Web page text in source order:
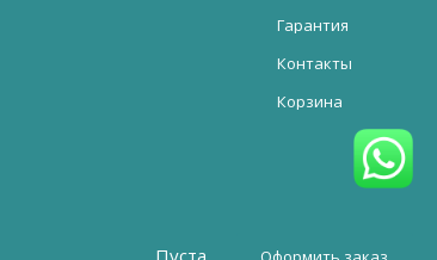
Гарантия
Контакты
Корзина
Пуста